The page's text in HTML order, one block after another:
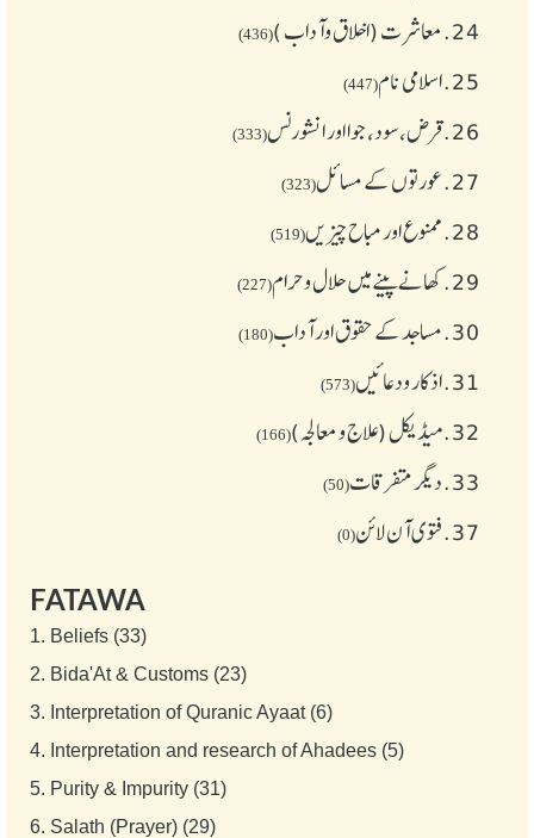
24. معاشرت (اخلاق وآداب )(436)
25. اسلامی نام(447)
26. قرض،سود، جوا اور انشورنس(333)
27. عورتوں کے مسائل(323)
28. ممنوع اور مباح چیز یں(519)
29. کھانے پینے میں حلال و حرام(227)
30. مساجد کے حقوق اور آداب(180)
31. اذکار ودعائیں(573)
32. میڈیکل (علاج و معالجہ)(166)
33. دیگر متفرقات(50)
37. فتوی آن لائن(0)
FATAWA
1. Beliefs (33)
2. Bida'At & Customs (23)
3. Interpretation of Quranic Ayaat (6)
4. Interpretation and research of Ahadees (5)
5. Purity & Impurity (31)
6. Salath (Prayer) (29)